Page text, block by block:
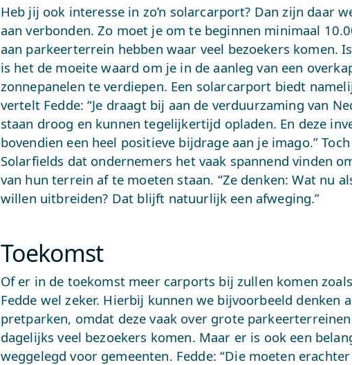
Heb jij ook interesse in zo’n solarcarport? Dan zijn daar
aan verbonden. Zo moet je om te beginnen minimaal
aan parkeerterrein hebben waar veel bezoekers komen.
is het de moeite waard om je in de aanleg van een
zonnepanelen te verdiepen. Een solarcarport biedt
vertelt Fedde: “Je draagt bij aan de verduurzaming van
staan droog en kunnen tegelijkertijd opladen. En deze
bovendien een heel positieve bijdrage aan je imago.”
Solarfields dat ondernemers het vaak spannend vinden
van hun terrein af te moeten staan. “Ze denken: Wat nu
willen uitbreiden? Dat blijft natuurlijk een afweging.”
Toekomst
Of er in de toekomst meer carports bij zullen komen
Fedde wel zeker. Hierbij kunnen we bijvoorbeeld denken
pretparken, omdat deze vaak over grote
dagelijks veel bezoekers komen. Maar er is ook een
weggelegd voor gemeenten. Fedde: “Die moeten